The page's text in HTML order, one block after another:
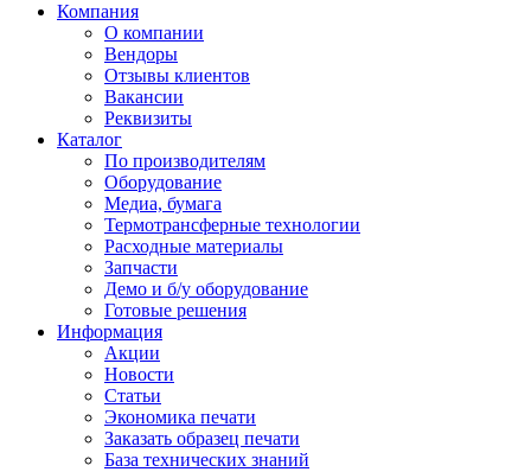
Компания
О компании
Вендоры
Отзывы клиентов
Вакансии
Реквизиты
Каталог
По производителям
Оборудование
Медиа, бумага
Термотрансферные технологии
Расходные материалы
Запчасти
Демо и б/у оборудование
Готовые решения
Информация
Акции
Новости
Статьи
Экономика печати
Заказать образец печати
База технических знаний